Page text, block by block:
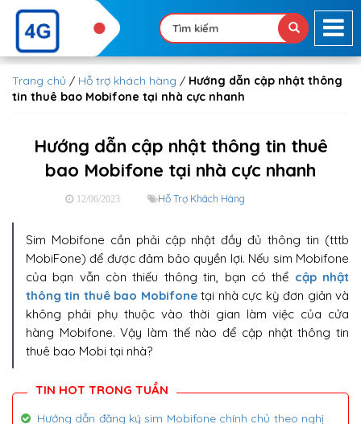
Trang chủ / Hỗ trợ khách hàng / Hướng dẫn cập nhật thông
tin thuê bao Mobifone tại nhà cực nhanh
Hướng dẫn cập nhật thông tin thuê
bao Mobifone tại nhà cực nhanh
12/06/2023 Hỗ Trợ Khách Hàng
Sim Mobifone cần phải cập nhật đầy đủ thông tin (tttb
MobiFone) để được đảm bảo quyền lợi. Nếu sim Mobifone
của bạn vẫn còn thiếu thông tin, bạn có thể cập nhật
thông tin thuê bao Mobifonetại nhà cực kỳ đơn giản và
không phải phụ thuộc vào thời gian làm việc của cửa
hàng Mobifone. Vậy làm thế nào để cập nhật thông tin
thuê bao Mobi tại nhà?
Hướng dẫn đăng ký sim Mobifone chính chủ theo nghị